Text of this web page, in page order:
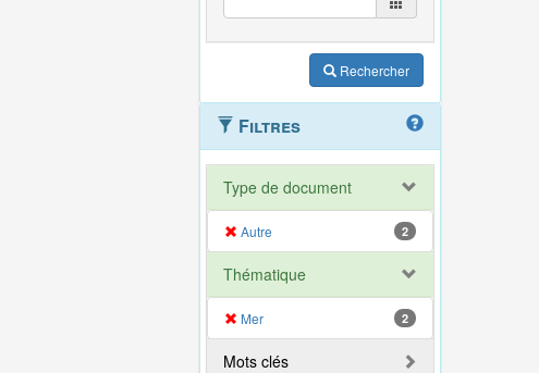
Rechercher
Filtres
Type de document
Autre 2
Thématique
Mer 2
Mots clés